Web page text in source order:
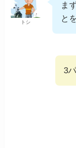
トシ
ま
と
3